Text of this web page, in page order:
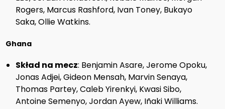
Rogers, Marcus Rashford, Ivan Toney, Bukayo
Saka, Ollie Watkins.
Ghana
Skład na mecz: Benjamin Asare, Jerome Opoku,
Jonas Adjei, Gideon Mensah, Marvin Senaya,
Thomas Partey, Caleb Yirenkyi, Kwasi Sibo,
Antoine Semenyo, Jordan Ayew, Iñaki Williams.